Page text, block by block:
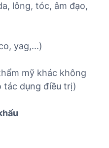
lông, tóc, âm đạo,
yag,...)
mỹ khác không
tác dụng điều trị)